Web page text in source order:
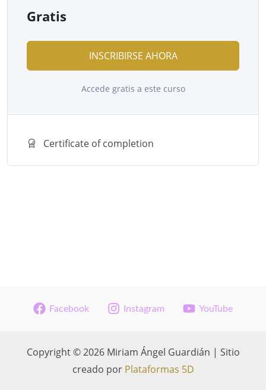
Gratis
INSCRIBIRSE AHORA
Accede gratis a este curso
Certificate of completion
Facebook Instagram YouTube
Copyright © 2026 Miriam Ángel Guardián | Sitio
creado por Plataformas 5D